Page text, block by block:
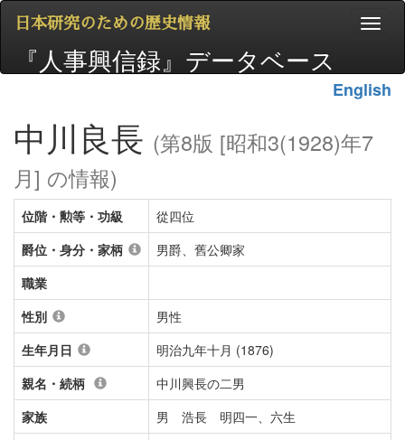
日本研究のための歴史情報
『人事興信録』データベース
English
中川良長 (第8版 [昭和3(1928)年7
月] の情報)
位階・勲等・功級
從四位
爵位・身分・家柄
男爵、舊公卿家
職業
性別
男性
生年月日
明治九年十月 (1876)
親名・続柄
中川興長の二男
家族
男 浩長 明四一、六生